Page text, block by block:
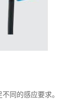
同的感应要求。